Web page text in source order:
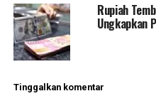
Rupiah
Ungkapkan
Tinggalkan komentar